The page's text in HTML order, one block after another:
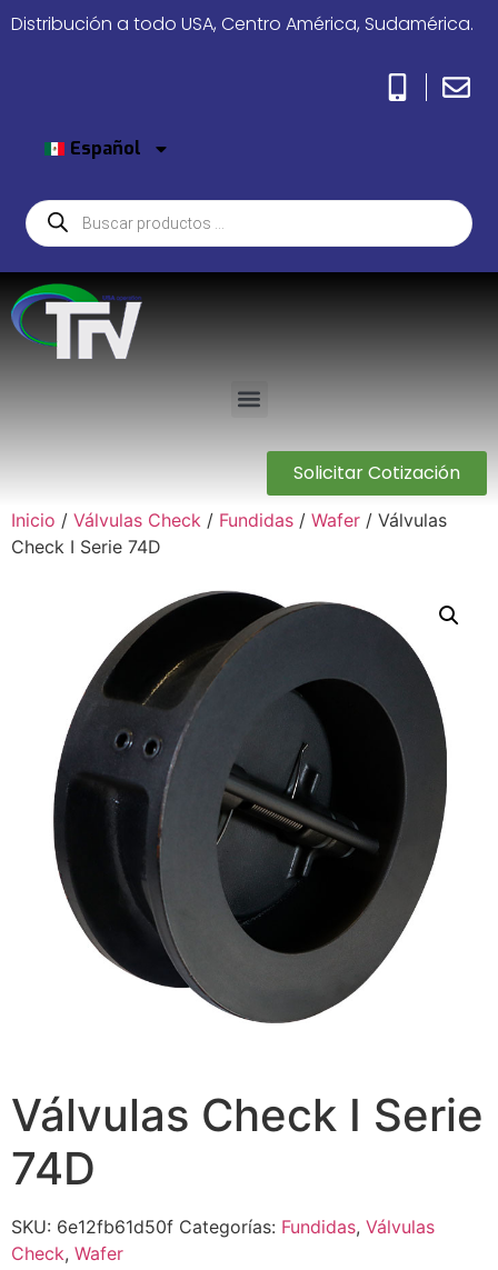
Distribución a todo USA, Centro América, Sudamérica.
Español
Solicitar Cotización
Inicio / Válvulas Check / Fundidas / Wafer / Válvulas
Check I Serie 74D
Válvulas Check I Serie
74D
SKU: 6e12fb61d50f Categorías: Fundidas, Válvulas
Check, Wafer